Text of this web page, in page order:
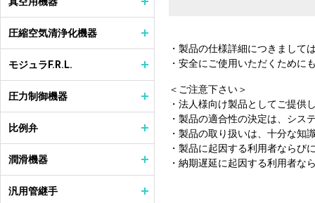
・製品の仕様詳細につきまして
・安全にご使用いただくために
＜ご注意下さい＞
・法人様向け製品としてご提供
・製品の適合性の決定は、シス
・製品の取り扱いは、十分な知
・製品に起因する利用者ならび
・納期遅延に起因する利用者な
圧縮空気清浄化機器
モジュラF.R.L.
圧力制御機器
比例弁
潤滑機器
汎用管継手